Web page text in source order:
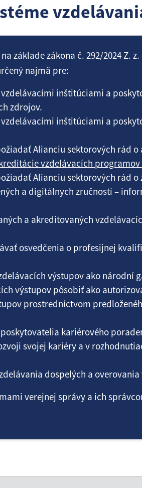
základe zákona č. 292/2024 Z.
najmä pre:
inštitúciami a
zdrojov.
inštitúciami a
Alianciu sektorových rád
vzdelávacích
Alianciu sektorových rád
a digitálnych zručností –
a akreditovaných
osvedčenia o profesijnej
výstupov ako
výstupov pôsobiť ako
prostredníctvom
kariérového
svojej kariéry a v
dospelých a
verejnej správy a ich